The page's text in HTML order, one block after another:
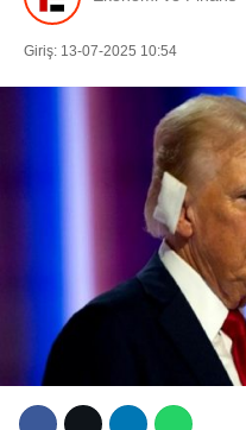
Giriş: 13-07-2025 10:54